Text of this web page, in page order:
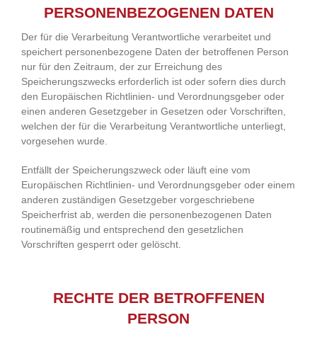
PERSONENBEZOGENEN DATEN
Der für die Verarbeitung Verantwortliche verarbeitet und
speichert personenbezogene Daten der betroffenen Person
nur für den Zeitraum, der zur Erreichung des
Speicherungszwecks erforderlich ist oder sofern dies durch
den Europäischen Richtlinien- und Verordnungsgeber oder
einen anderen Gesetzgeber in Gesetzen oder Vorschriften,
welchen der für die Verarbeitung Verantwortliche unterliegt,
vorgesehen wurde.
Entfällt der Speicherungszweck oder läuft eine vom
Europäischen Richtlinien- und Verordnungsgeber oder einem
anderen zuständigen Gesetzgeber vorgeschriebene
Speicherfrist ab, werden die personenbezogenen Daten
routinemäßig und entsprechend den gesetzlichen
Vorschriften gesperrt oder gelöscht.
RECHTE DER BETROFFENEN
PERSON